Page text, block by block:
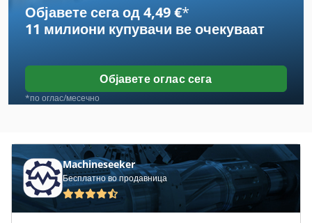
Pawert Spm
Pitney Bowes
Robatech
Steiner
Ексцентричен Печат
Книга-Печат
Кнук-Заеднички Печат
Објавете сега од 4,49 €*
11 милиони купувачи ве очекуваат
Објавете оглас сега
*по оглас/месечно
Machineseeker
Бесплатно во продавница